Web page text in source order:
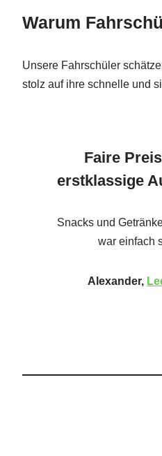
Warum
Unsere Fahrschüler
stolz auf ihre schnelle und
Faire
erstklassige
Snacks und
war einfach
Alexander,